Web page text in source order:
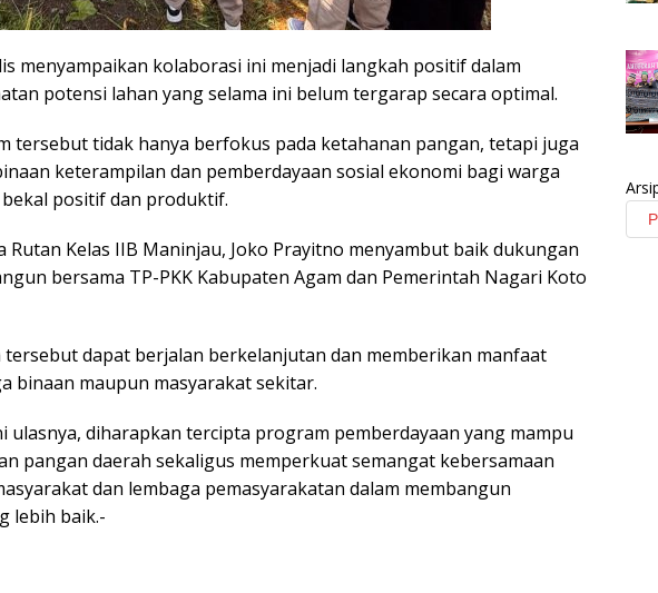
menyampaikan kolaborasi ini menjadi langkah positif dalam
potensi lahan yang selama ini belum tergarap secara optimal.
tersebut tidak hanya berfokus pada ketahanan pangan, tetapi juga
keterampilan dan pemberdayaan sosial ekonomi bagi warga
positif dan produktif.
Rutan Kelas IIB Maninjau, Joko Prayitno menyambut baik dukungan
bersama TP-PKK Kabupaten Agam dan Pemerintah Nagari Koto
dapat berjalan berkelanjutan dan memberikan manfaat
binaan maupun masyarakat sekitar.
ulasnya, diharapkan tercipta program pemberdayaan yang mampu
pangan daerah sekaligus memperkuat semangat kebersamaan
dan lembaga pemasyarakatan dalam membangun
lebih baik.-